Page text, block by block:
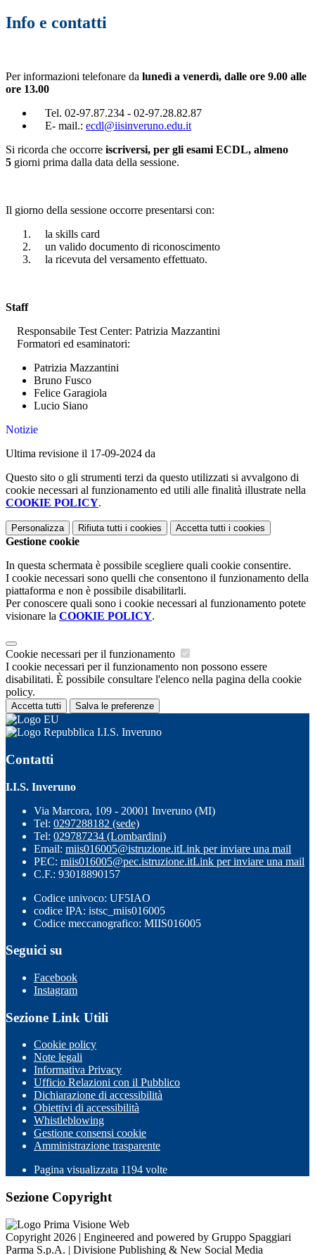
Info e contatti
Per informazioni telefonare da lunedì a venerdì, dalle ore 9.00 alle
ore 13.00
Tel. 02-97.87.234 - 02-97.28.82.87
E- mail.: ecdl@iisinveruno.edu.it
Si ricorda che occorre iscriversi, per gli esami ECDL, almeno
5 giorni prima dalla data della sessione.
Il giorno della sessione occorre presentarsi con:
la skills card
un valido documento di riconoscimento
la ricevuta del versamento effettuato.
Staff
Responsabile Test Center: Patrizia Mazzantini
Formatori ed esaminatori:
Patrizia Mazzantini
Bruno Fusco
Felice Garagiola
Lucio Siano
Notizie
Ultima revisione il 17-09-2024 da
Questo sito o gli strumenti terzi da questo utilizzati si avvalgono di
cookie necessari al funzionamento ed utili alle finalità illustrate nella
COOKIE POLICY.
Personalizza Rifiuta tutti i cookies Accetta tutti i cookies
Gestione cookie
In questa schermata è possibile scegliere quali cookie consentire.
I cookie necessari sono quelli che consentono il funzionamento della
piattaforma e non è possibile disabilitarli.
Per conoscere quali sono i cookie necessari al funzionamento potete
visionare la COOKIE POLICY.
Cookie necessari per il funzionamento
I cookie necessari per il funzionamento non possono essere
disabilitati. È possibile consultare l'elenco nella pagina della cookie
policy.
Accetta tutti Salva le preferenze
I.I.S. Inveruno
Contatti
I.I.S. Inveruno
Via Marcora, 109 - 20001 Inveruno (MI)
Tel: 0297288182 (sede)
Tel: 029787234 (Lombardini)
Email: miis016005@istruzione.itLink per inviare una mail
PEC: miis016005@pec.istruzione.itLink per inviare una mail
C.F.: 93018890157
Codice univoco: UF5IAO
codice IPA: istsc_miis016005
Codice meccanografico: MIIS016005
Seguici su
Facebook
Instagram
Sezione Link Utili
Cookie policy
Note legali
Informativa Privacy
Ufficio Relazioni con il Pubblico
Dichiarazione di accessibilità
Obiettivi di accessibilità
Whistleblowing
Gestione consensi cookie
Amministrazione trasparente
Pagina visualizzata 1194 volte
Sezione Copyright
Copyright 2026 | Engineered and powered by Gruppo Spaggiari
Parma S.p.A. | Divisione Publishing & New Social Media